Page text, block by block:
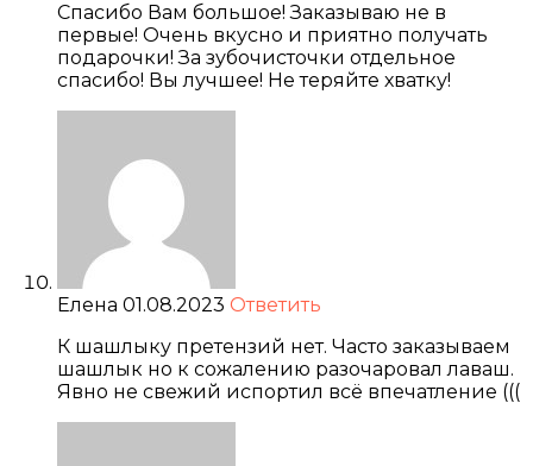
Спасибо Вам большое! Заказываю не в
первые! Очень вкусно и приятно получать
подарочки! За зубочисточки отдельное
спасибо! Вы лучшее! Не теряйте хватку!
Елена 01.08.2023 Ответить
К шашлыку претензий нет. Часто заказываем
шашлык но к сожалению разочаровал лаваш.
Явно не свежий испортил всё впечатление (((